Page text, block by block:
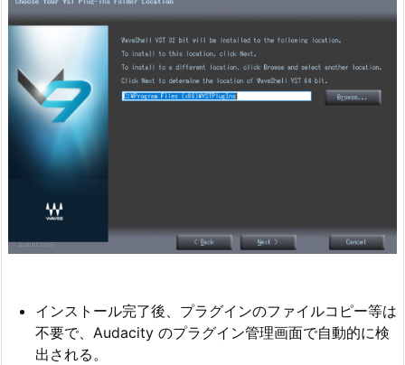
インストール完了後、プラグインのファイルコピー等は
不要で、Audacity のプラグイン管理画面で自動的に検
出される。